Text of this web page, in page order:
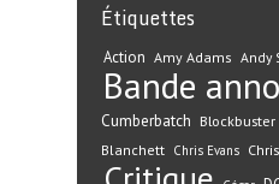
Étiquettes
Action Amy Adams Andy
Bande
Cumberbatch Blockbuster
Blanchett Chris Evans